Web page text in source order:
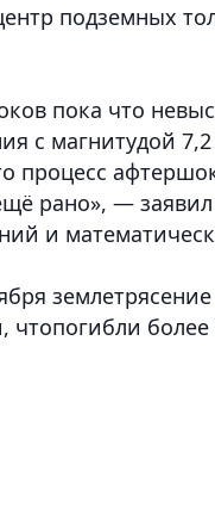
подземных
пока что
с магнитудой
процесс
рано», —
и
более